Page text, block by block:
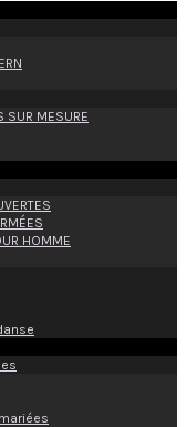
SUR MESURE
HOMME